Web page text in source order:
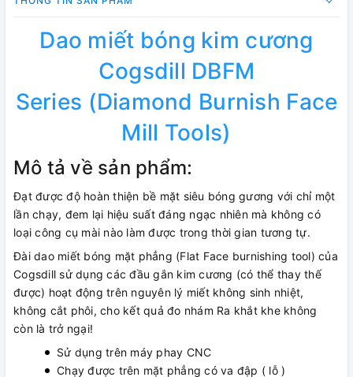
Dao miết bóng kim cương
Cogsdill DBFM
Series (Diamond Burnish Face
Mill Tools)
Mô tả về sản phẩm:
Đạt được độ hoàn thiện bề mặt siêu bóng gương với chỉ một
lần chạy, đem lại hiệu suất đáng ngạc nhiên mà không có
loại công cụ mài nào làm được trong thời gian tương tự.
Đài dao miết bóng mặt phẳng (Flat Face burnishing tool) của
Cogsdill sử dụng các đầu gắn kim cương (có thể thay thế
được) hoạt động trên nguyên lý miết không sinh nhiệt,
không cắt phôi, cho kết quả đo nhám Ra khắt khe không
còn là trở ngại!
Sử dụng trên máy phay CNC
Chạy được trên mặt phẳng có va đập ( lỗ )